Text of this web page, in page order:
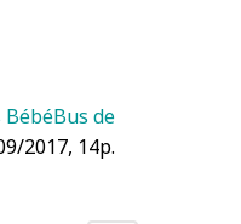
BébéBus de
2017, 14p.